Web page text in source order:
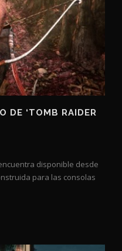
DE ‘TOMB RAIDER
disponible desde
para las consolas